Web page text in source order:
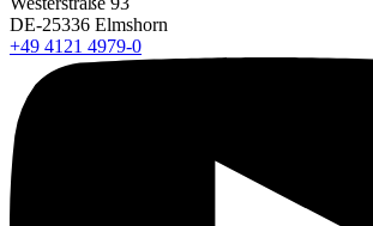
DE-25336 Elmshorn
+49 4121 4979-0